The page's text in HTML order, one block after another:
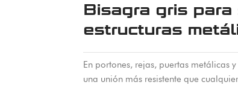
Bisagra gris
estructuras
En portones, rejas, puertas metálicas
una unión más resistente que